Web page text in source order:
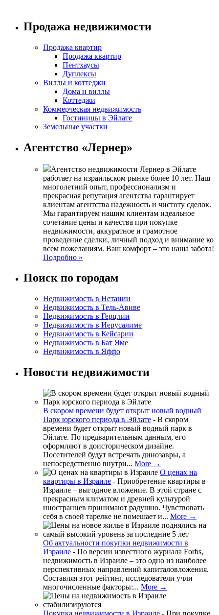
Продажа недвижимости
Продажа квартир
Продажа квартир
Пентхаусы
Дуплексы
Виллы и коттеджи
Дома и виллы
Коттеджи
Коммерческая недвижимость
Гостиницы в Эйлате
Земельные участки
Агентство «Лернер»
Агентство недвижимости Лернер в Эйлате
работает на израильском рынке более 10 лет. Наш
многолетний опыт, профессионализм и
прекрасная репутация агентства гарантирует
клиентам агентства надежность и чистоту сделок.
Мы гарантируем нашим клиентам идеальное
сочетание цены и качества при покупке
недвижимости, аккуратное и грамотное
проведение сделки, личный подход и внимание ко
всем пожеланиям. Ваш комфорт – это наша забота!
Подробно »
Поиск по городам
Недвижимость в Нетании
Недвижимость в Тель-Авиве
Недвижимость в Герцлии
Недвижимость в Иерусалиме
Недвижимость в Кейсарии
Недвижимость в Бат Яме
Недвижимость в Яффо
Новости недвижимости
В скором времени будет открыт новый водный
Парк юрского периода в Эйлате - В скором
времени будет открыт новый водный парк в
Эйлате. По предварительным данным, его
оформляют в доисторическом дизайне.
Посетителей будут встречать динозавры, а
непосредственно внутри... More →
О ценах на
квартиры в Израиле - Приобретение квартиры в
Израиле – выгодное вложение. В этой стране с
прекрасным климатом и древней культурой
иностранцев принимают радушно. Чувствовать
себя в своей тарелке не помешает и... More →
Об актуальности покупки недвижимости в
Израиле - По версии известного журнала Forbs,
недвижимость в Израиле – это одно из наиболее
перспективных направлений капиталовложения.
Составляя этот рейтинг, исследователи учли
многочисленные факторы:... More →